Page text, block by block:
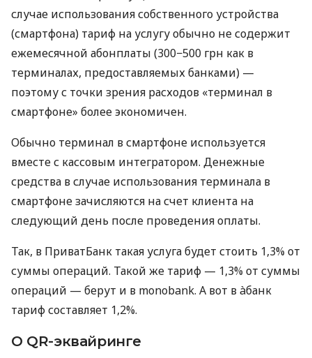
случае использования собственного устройства
(смартфона) тариф на услугу обычно не содержит
ежемесячной абонплаты (300−500 грн как в
терминалах, предоставляемых банками) —
поэтому с точки зрения расходов «терминал в
смартфоне» более экономичен.
Обычно терминал в смартфоне используется
вместе с кассовым интегратором. Денежные
средства в случае использования терминала в
смартфоне зачисляются на счет клиента на
следующий день после проведения оплаты.
Так, в ПриватБанк такая услуга будет стоить 1,3% от
суммы операций. Такой же тариф — 1,3% от суммы
операций — берут и в monobank. А вот в àбанк
тариф составляет 1,2%.
О QR-эквайринге